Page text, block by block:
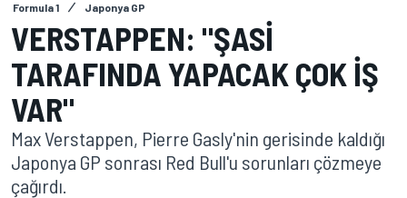
Formula 1 Japonya GP
VERSTAPPEN: "ŞASI
TARAFINDA YAPACAK ÇOK IŞ
VAR"
Max Verstappen, Pierre Gasly'nin gerisinde kaldığı
Japonya GP sonrası Red Bull'u sorunları çözmeye
çağırdı.